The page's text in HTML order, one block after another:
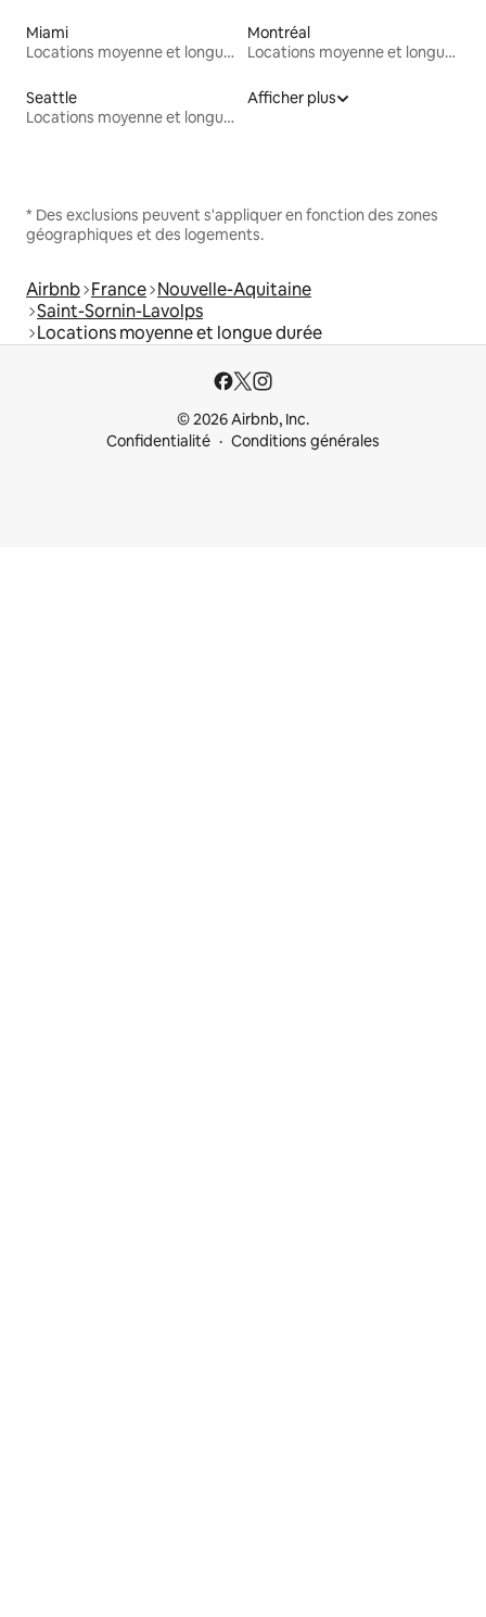
Miami
Locations moyenne et longue durée
Montréal
Locations moyenne et longue durée
Seattle
Locations moyenne et longue durée
Afficher plus
* Des exclusions peuvent s'appliquer en fonction des zones
géographiques et des logements.
Airbnb France Nouvelle-Aquitaine
Saint-Sornin-Lavolps
Locations moyenne et longue durée
© 2026 Airbnb, Inc.
Confidentialité
Conditions générales